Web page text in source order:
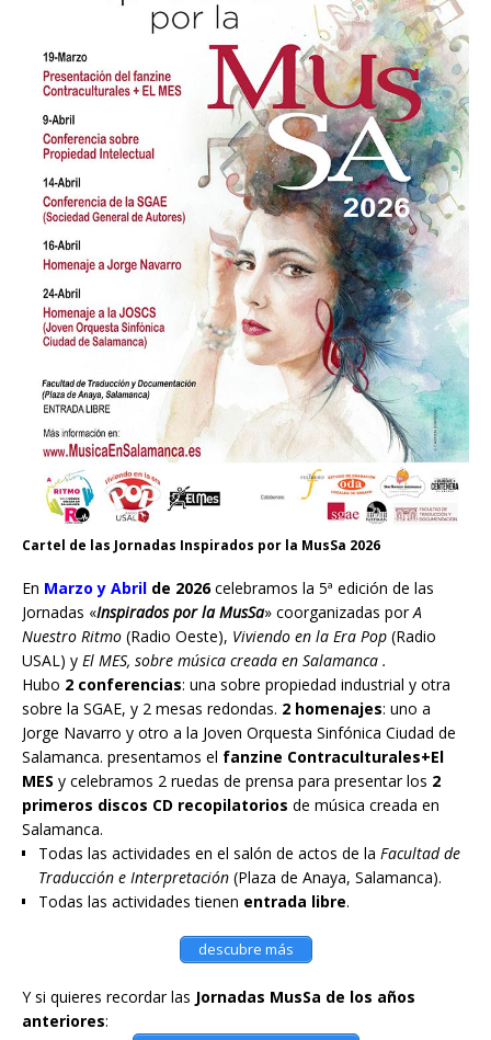
Cartel de las Jornadas Inspirados por la MusSa 2026
En Marzo y Abril de 2026celebramos la 5ª edición de las
Jornadas «Inspirados por la MusSa» coorganizadas porA
Nuestro Ritmo (Radio Oeste), Viviendo en la Era Pop (Radio
USAL) y El MES, sobre música creada en Salamanca .
Hubo 2 conferencias: una sobre propiedad industrial y otra
sobre la SGAE, y 2 mesas redondas. 2 homenajes: uno a
Jorge Navarro y otro a la Joven Orquesta Sinfónica Ciudad de
Salamanca. presentamos el fanzine Contraculturales+El
MES y celebramos 2 ruedas de prensa para presentar los 2
primeros discos CD recopilatorios de música creada en
Salamanca.
Todas las actividades en el salón de actos de la Facultad de
Traducción e Interpretación (Plaza de Anaya, Salamanca).
Todas las actividades tienen entrada libre.
descubre más
Y si quieres recordar las Jornadas MusSa de los años
anteriores: